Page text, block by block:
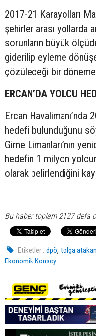
2017-21 Karayolları
şehirler arası yollarda
sorunların büyük
giderilip eyleme
çözüleceği bir
ERCAN’DA YOLCU
Ercan Havalimanı’nda
hedefi bulunduğunu
Girne Limanları’nın
hedefin 1 milyon
olarak belirlendiğini
Bu haber toplam 2127 defa
Etiketler : dpö,tolga
Ekonomik Konsey